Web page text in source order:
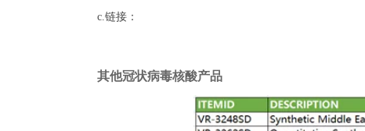
c.链接：
其他冠状病毒核酸产品